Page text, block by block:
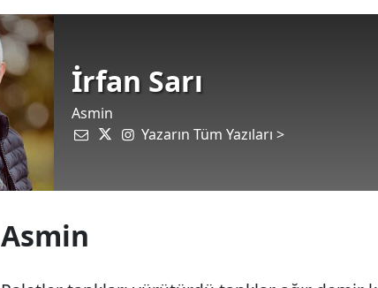
İrfan Sarı
Asmin
Yazarın Tüm Yazıları >
Asmin